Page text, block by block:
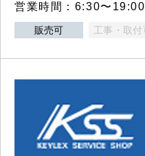
営業時間：6:30〜
販売可 工事・取付